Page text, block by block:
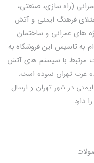
(راه سازی، صنعتی،
فرهنگ ایمنی و آتش
های عمرانی و ساختمان
حال بهره برداری، در سال 98 اقدام به تاسیس این فروشگاه به
مرتبط با سیستم های آتش
غرب تهران نموده است.
در شهر تهران و ارسال
دارد.